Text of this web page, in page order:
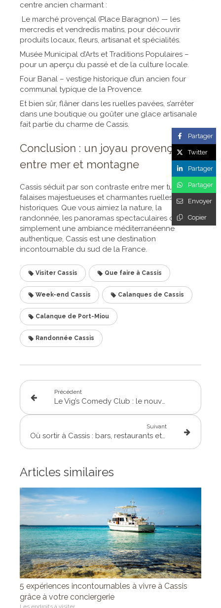
centre ancien charmant :
️ Le marché provençal (Place Baragnon) — les
mercredis et vendredis matins, pour découvrir
produits locaux, fleurs, artisanat et spécialités.
Musée Municipal d’Arts et Traditions Populaires –
pour un aperçu du passé et de la culture locale.
Four Banal – vestige historique d’un ancien four
communal typique de la Provence.
Et bien sûr, flâner dans les ruelles pavées, s’arrêter
dans une boutique ou goûter une glace artisanale
fait partie du charme de Cassis.
Conclusion : un joyau provençal
entre mer et montagne
Cassis séduit par son contraste entre mer turquoise,
falaises majestueuses et charmantes ruelles
historiques. Que vous aimiez la nature, la
randonnée, les panoramas spectaculaires ou
simplement une ambiance méditerranéenne
authentique, Cassis est une destination
incontournable du sud de la France.
Visiter Cassis Que faire à Cassis
Week-end Cassis Calanques de Cassis
Calanque de Port-Miou
Randonnée Cassis
Précédent
Le Vig’s Comedy Club : le nouveau QG du rire au Vieux-Port de Marseille
Suivant
Où sortir à Cassis : bars, restaurants et vie nocturne
Articles similaires
5 expériences incontournables à vivre à Cassis
grâce à votre conciergerie
Les endroits à visiter
Partager
Twitter
Partager
Partager
Envoyer
Copier